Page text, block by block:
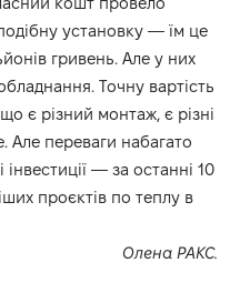
установку — їм це
гривень. Але у них
Точну вартість
є різний монтаж, є різні
Але переваги набагато
— за останні 10
проєктів по теплу в
Олена РАКС.